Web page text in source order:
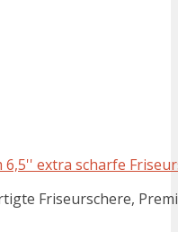
6,5'' extra scharfe
Friseurschere,